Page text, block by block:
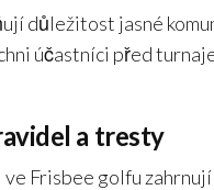
důležitost jasné
účastníci před
a tresty
Frisbee golfu